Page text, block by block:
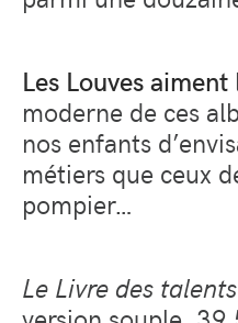
Les Louves aiment
moderne de ces
nos enfants
métiers que ceux
pompier…
Le Livre des talents